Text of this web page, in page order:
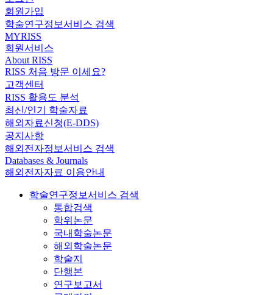
회원가입
학술연구정보서비스 검색
MYRISS
회원서비스
About RISS
RISS 처음 방문 이세요?
고객센터
RISS 활용도 분석
최신/인기 학술자료
해외자료신청(E-DDS)
공지사항
해외전자정보서비스 검색
Databases & Journals
해외전자자료 이용안내
학술연구정보서비스 검색
통합검색
학위논문
국내학술논문
해외학술논문
학술지
단행본
연구보고서